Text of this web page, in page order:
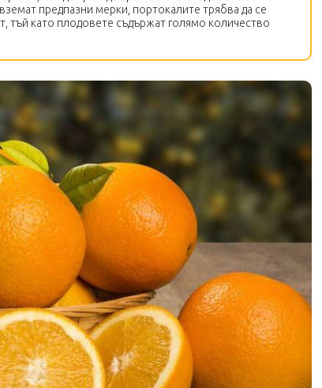
предпазни мерки, портокалите трябва да се
тъй като плодовете съдържат голямо количество